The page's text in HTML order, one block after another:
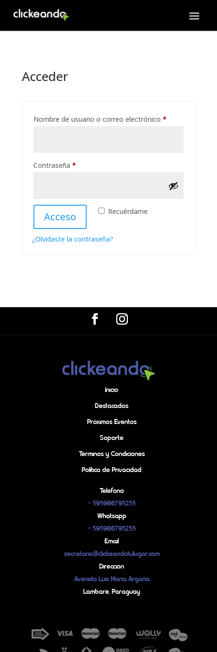
Acceder
Nombre de usuario o correo electrónico *Obligatorio
Contraseña *Obligatorio
Recuérdame
Acceso
¿Olvidaste la contraseña?
Inicio
Destacados
Próximos Eventos
Soporte
Términos y Condiciones
Política de Privacidad
Teléfono
+ 595986795255
Whatsapp
+ 595986795255
Email
secretaria@clickeandotulugar.com
Dirección
Avenida Luis Maria Argaña
Lambaré, Paraguay